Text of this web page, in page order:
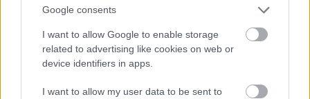
Google consents
I want to allow Google to enable storage
related to advertising like cookies on web or
device identifiers in apps.
I want to allow my user data to be sent to
Atcelt Ziņot